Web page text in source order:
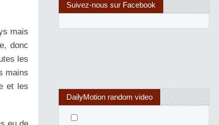
mais
donc
les
mains
et les
Suivez-nous sur Facebook
DailyMotion random video